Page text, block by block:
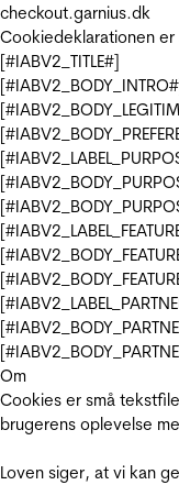
checkout.garnius.dk
Cookiedeklarationen
[#IABV2_TITLE#]
Om
Cookies er små
brugerens oplevelse
Loven siger, at vi kan